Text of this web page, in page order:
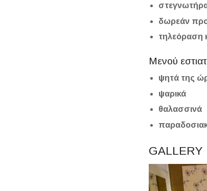
δωρεάν
τηλεόραση
Μενού
ψητά της
ψαρικά
θαλασσινά
GALLERY